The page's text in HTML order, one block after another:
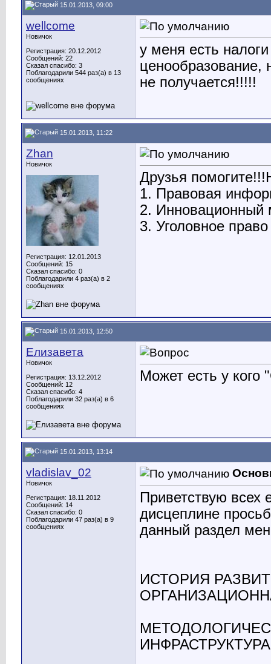
15.01.2013, 09:00
wellcome
Новичок
Регистрация: 20.12.2012
Сообщений: 22
Сказал спасибо: 3
Поблагодарили 544 раз(а) в 13
сообщениях
у меня есть
ценообразование,
не получается!!!!!
15.01.2013, 11:22
Zhan
Новичок
Регистрация: 12.01.2013
Сообщений: 15
Сказал спасибо: 0
Поблагодарили 4 раз(а) в 2
сообщениях
Друзья
1. Правовая
2. Инновационный
3. Уголовное право
15.01.2013, 12:50
Елизавета
Новичок
Регистрация: 13.12.2012
Сообщений: 12
Сказал спасибо: 4
Поблагодарили 32 раз(а) в 6
сообщениях
Может есть у кого
15.01.2013, 13:14
vladislav_02
Новичок
Регистрация: 18.11.2012
Сообщений: 14
Сказал спасибо: 0
Поблагодарили 47 раз(а) в 9
сообщениях
Приветствую всех
дисцеплине
данный раздел
ИСТОРИЯ